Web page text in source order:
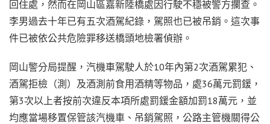
回住處，然而在岡山區嘉新陸橋處因行駛不穩被警方攔查。
李男過去十年已有五次酒駕紀錄，駕照也已被吊銷。這次事
件已被依公共危險罪移送橋頭地檢署偵辦。
岡山警分局提醒，汽機車駕駛人於10年內第2次酒駕累犯、
酒駕拒檢（測）及酒測前食用酒精等物品，處36萬元罰鍰，
第3次以上者按前次違反本項所處罰鍰金額加罰18萬元，並
均應當場移置保管該汽機車、吊銷駕照，公路主管機關得公